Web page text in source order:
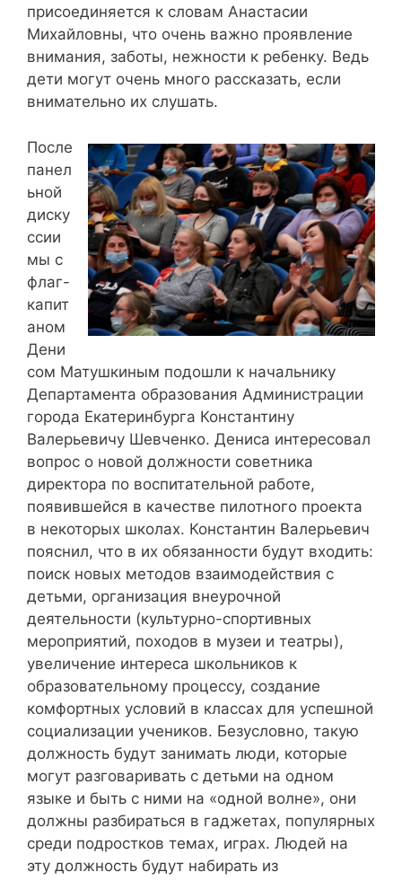
присоединяется к словам Анастасии
Михайловны, что очень важно проявление
внимания, заботы, нежности к ребенку. Ведь
дети могут очень много рассказать, если
внимательно их слушать.
После
панел
ьной
диску
ссии
мы с
флаг-
капит
аном
Дени
сом Матушкиным подошли к начальнику
Департамента образования Администрации
города Екатеринбурга Константину
Валерьевичу Шевченко. Дениса интересовал
вопрос о новой должности советника
директора по воспитательной работе,
появившейся в качестве пилотного проекта
в некоторых школах. Константин Валерьевич
пояснил, что в их обязанности будут входить:
поиск новых методов взаимодействия с
детьми, организация внеурочной
деятельности (культурно-спортивных
мероприятий, походов в музеи и театры),
увеличение интереса школьников к
образовательному процессу, создание
комфортных условий в классах для успешной
социализации учеников. Безусловно, такую
должность будут занимать люди, которые
могут разговаривать с детьми на одном
языке и быть с ними на «одной волне», они
должны разбираться в гаджетах, популярных
среди подростков темах, играх. Людей на
эту должность будут набирать из